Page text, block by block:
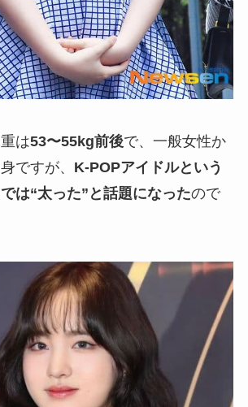
は53〜55kg前後で、一般女性か
ですが、 K-POPアイドルという
は“太った”と話題になったので